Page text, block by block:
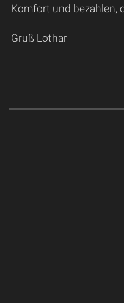
Komfort und bezahlen,
Gruß Lothar